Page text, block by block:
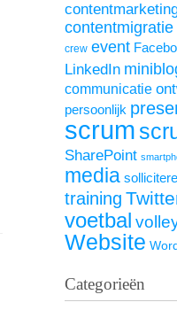
contentmigratie
crew event
LinkedIn
communicatie
persoonlijk
scrum
SharePoint
media
training
voetbal
Website
Categorieën